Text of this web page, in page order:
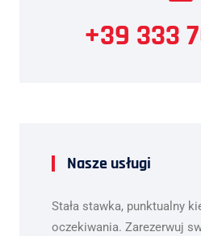
+39 333
Nasze usługi
Stała stawka, punktualny
oczekiwania. Zarezerwuj